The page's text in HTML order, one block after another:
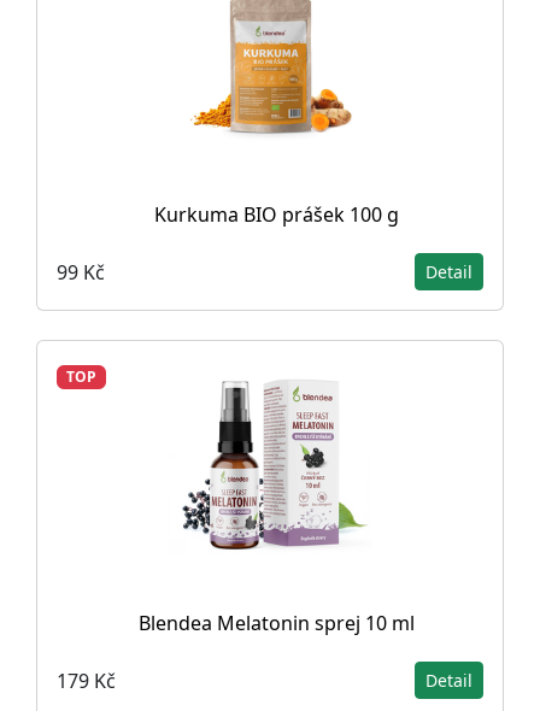
Kurkuma BIO prášek 100 g
99 Kč Detail
TOP
Blendea Melatonin sprej 10 ml
179 Kč Detail